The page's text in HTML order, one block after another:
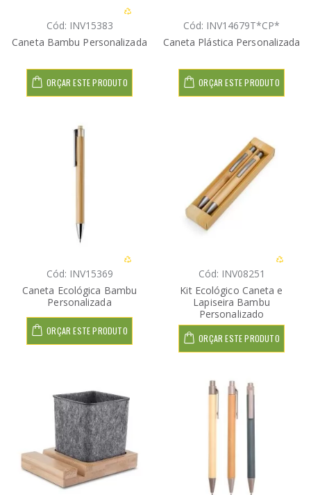
Cód: INV15383
Caneta Bambu Personalizada
ORÇAR ESTE PRODUTO
Cód: INV14679T*CP*
Caneta Plástica Personalizada
ORÇAR ESTE PRODUTO
Cód: INV15369
Caneta Ecológica Bambu
Personalizada
ORÇAR ESTE PRODUTO
Cód: INV08251
Kit Ecológico Caneta e
Lapiseira Bambu
Personalizado
ORÇAR ESTE PRODUTO